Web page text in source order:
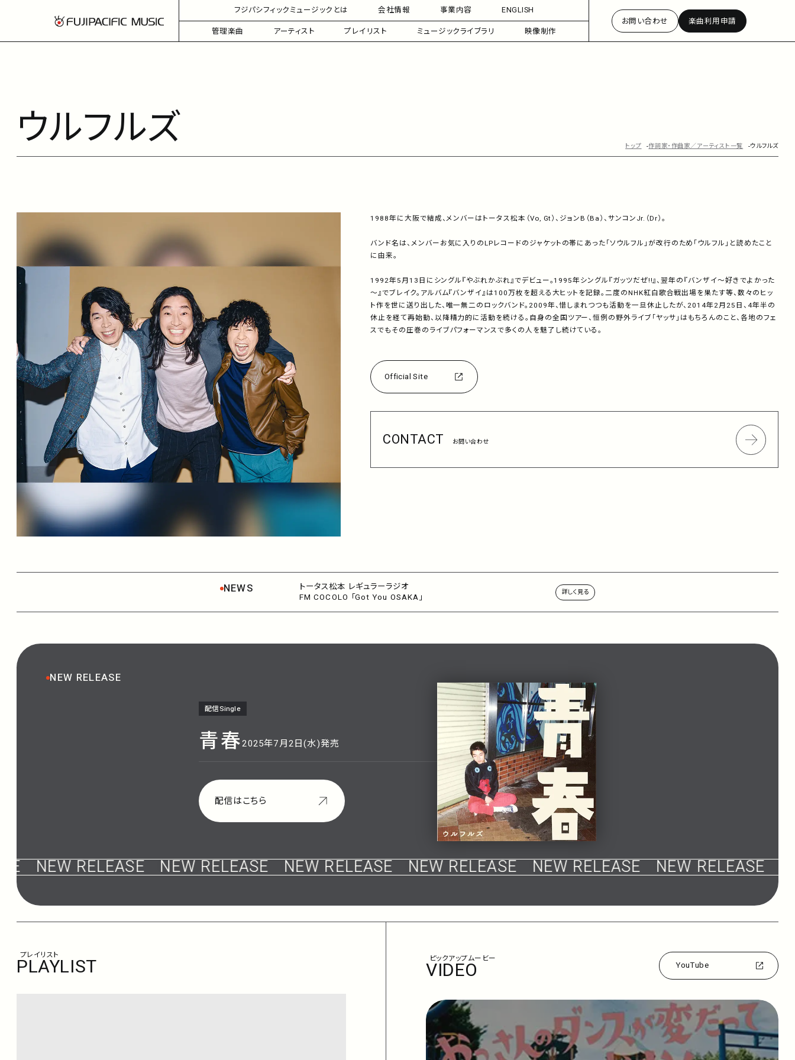
フジパシフィックミュージックとは 会社情報 事業内容
ENGLISH
管理楽曲
アーティスト プレイリスト ミュージックライブラリ 映像制作
お問い合わせ 楽曲利用申請
ウルフルズ トップ 作詞家・作曲家／アーティスト一覧 ウルフルズ
1988年に大阪で結成、メンバーはトータス松本（Vo, Gt）、ジョンB（Ba）、サンコンJr.（Dr）。
バンド名は、メンバーお気に入りのLPレコードのジャケットの帯にあった「ソウルフル」が改行のため「ウルフル」と読めたこと
に由来。
1992年5月13日にシングル『やぶれかぶれ』でデビュー。1995年シングル『ガッツだぜ!!』、翌年の『バンザイ～好きでよかった
～』でブレイク。アルバム『バンザイ』は100万枚を超える大ヒットを記録。二度のNHK紅白歌合戦出場を果たす等、数々のヒッ
ト作を世に送り出した、唯一無二のロックバンド。2009年、惜しまれつつも活動を一旦休止したが、2014年2月25日、4年半の
休止を経て再始動、以降精力的に活動を続ける。自身の全国ツアー、恒例の野外ライブ「ヤッサ」はもちろんのこと、各地のフェ
スでもその圧巻のライブパフォーマンスで多くの人を魅了し続けている。
Official Site
CONTACT お問い合わせ
NEWS
トータス松本 レギュラーラジオ
FM COCOLO 「Got You OSAKA」
詳しく見る
NEW RELEASE
配信Single
青春2025年7月2日(水)発売
配信はこちら
NEW RELEASE NEW RELEASE NEW RELEASE NEW RELEASE NEW RELEASE NEW RELEASE
PLAYLIST
プレイリスト
VIDEO
ピックアップムービー
YouTube